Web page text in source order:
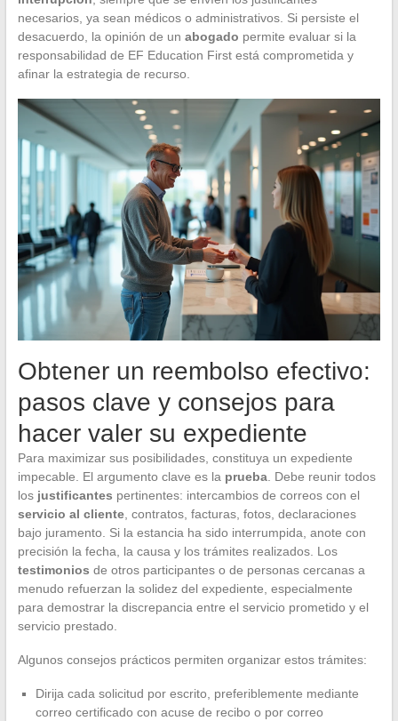
necesarios, ya sean médicos o administrativos. Si persiste el
desacuerdo, la opinión de un abogado permite evaluar si la
responsabilidad de EF Education First está comprometida y
afinar la estrategia de recurso.
Obtener un reembolso efectivo:
pasos clave y consejos para
hacer valer su expediente
Para maximizar sus posibilidades, constituya un expediente
impecable. El argumento clave es la prueba. Debe reunir todos
los justificantes pertinentes: intercambios de correos con el
servicio al cliente, contratos, facturas, fotos, declaraciones
bajo juramento. Si la estancia ha sido interrumpida, anote con
precisión la fecha, la causa y los trámites realizados. Los
testimonios de otros participantes o de personas cercanas a
menudo refuerzan la solidez del expediente, especialmente
para demostrar la discrepancia entre el servicio prometido y el
servicio prestado.
Algunos consejos prácticos permiten organizar estos trámites:
Dirija cada solicitud por escrito, preferiblemente mediante
correo certificado con acuse de recibo o por correo